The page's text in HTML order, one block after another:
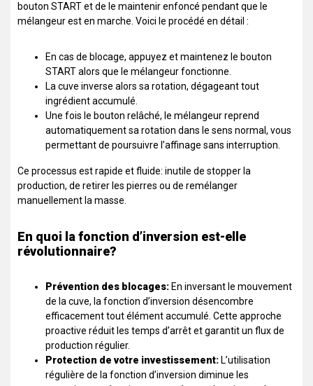
bouton START et de le maintenir enfoncé pendant que le
mélangeur est en marche. Voici le procédé en détail :
En cas de blocage, appuyez et maintenez le bouton
START alors que le mélangeur fonctionne.
La cuve inverse alors sa rotation, dégageant tout
ingrédient accumulé.
Une fois le bouton relâché, le mélangeur reprend
automatiquement sa rotation dans le sens normal, vous
permettant de poursuivre l’affinage sans interruption.
Ce processus est rapide et fluide: inutile de stopper la
production, de retirer les pierres ou de remélanger
manuellement la masse.
En quoi la fonction d’inversion est-elle
révolutionnaire?
Prévention des blocages: En inversant le mouvement
de la cuve, la fonction d’inversion désencombre
efficacement tout élément accumulé. Cette approche
proactive réduit les temps d’arrêt et garantit un flux de
production régulier.
Protection de votre investissement: L’utilisation
régulière de la fonction d’inversion diminue les